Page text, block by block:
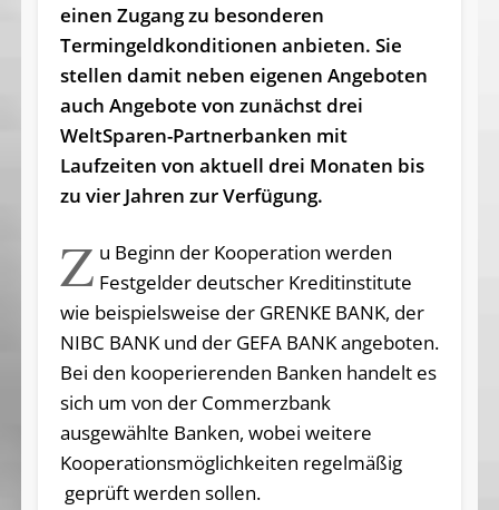
einen Zugang zu besonderen
Termingeldkonditionen anbieten. Sie
stellen damit neben eigenen Angeboten
auch Angebote von zunächst drei
WeltSparen-Partnerbanken mit
Laufzeiten von aktuell drei Monaten bis
zu vier Jahren zur Verfügung.
Z u Beginn der Kooperation werden
Festgelder deutscher Kreditinstitute
wie beispielsweise der GRENKE BANK, der
NIBC BANK und der GEFA BANK angeboten.
Bei den kooperierenden Banken handelt es
sich um von der Commerzbank
ausgewählte Banken, wobei weitere
Kooperationsmöglichkeiten regelmäßig
geprüft werden sollen.